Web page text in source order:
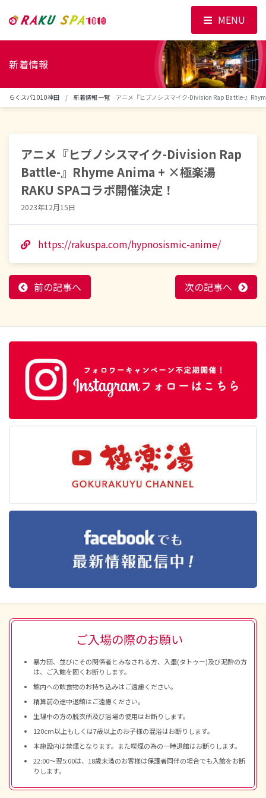
新着情報
らくスパ1010神田 新着情報一覧 アニメ『ヒプノシスマイク-Division Rap Battle-』
アニメ『ヒプノシスマイク-Division Rap
Battle-』Rhyme Anima + ×極楽湯
RAKU SPAコラボ開催決定！
2023年12月15日
https://rakuspa.com/hypnosismic-anime/
前の記事へ 次の記事へ
ご入場の際のお願い
暴力団、並びにその関係者とみなされる方、入墨(タトゥー)及び泥酔の方
は、ご入館を固くお断りします。
館内への飲食物のお持ち込みはご遠慮ください。
精算前の途中退館はご遠慮ください。
生理中の方の脱衣所及び浴場の使用はお断りします。
120cm以上もしくは7歳以上のお子様の混浴はお断りします。
本施設内は禁煙となります。また喫煙の為の一時退館はお断りします。
22:00～翌5:00は、18歳未満のお客様は保護者同伴の場合でも入館をお断
りします。
MENU